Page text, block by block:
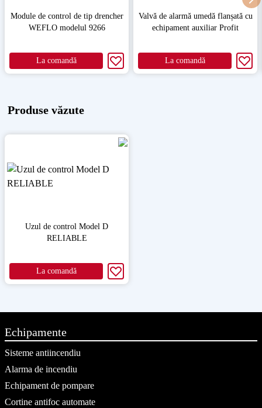
Module de control de tip drencher
WEFLO modelul 9266
La comandă
Valvă de alarmă umedă flanșată cu
echipament auxiliar Profit
La comandă
Produse văzute
Uzul de control Model D
RELIABLE
La comandă
Echipamente
Sisteme antiincendiu
Alarma de incendiu
Echipament de pompare
Cortine antifoc automate